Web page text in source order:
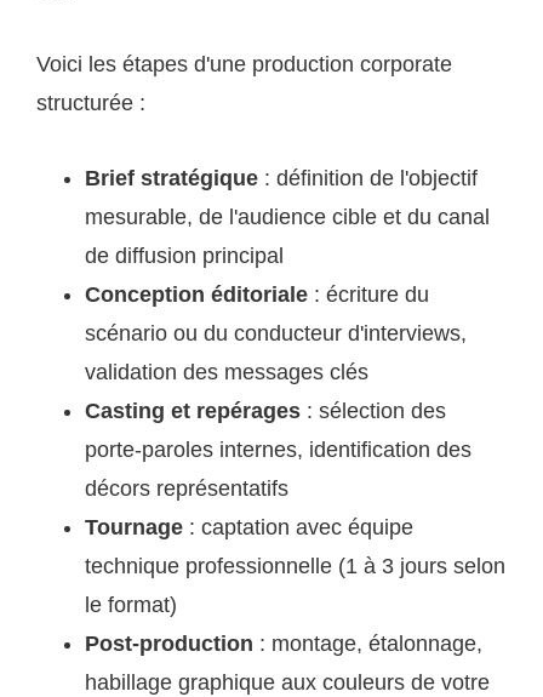
Voici les étapes d'une production corporate
structurée :
Brief stratégique : définition de l'objectif
mesurable, de l'audience cible et du canal
de diffusion principal
Conception éditoriale : écriture du
scénario ou du conducteur d'interviews,
validation des messages clés
Casting et repérages : sélection des
porte-paroles internes, identification des
décors représentatifs
Tournage : captation avec équipe
technique professionnelle (1 à 3 jours selon
le format)
Post-production : montage, étalonnage,
habillage graphique aux couleurs de votre